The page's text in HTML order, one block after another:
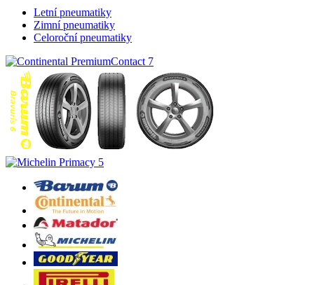
Letní pneumatiky
Zimní pneumatiky
Celoroční pneumatiky